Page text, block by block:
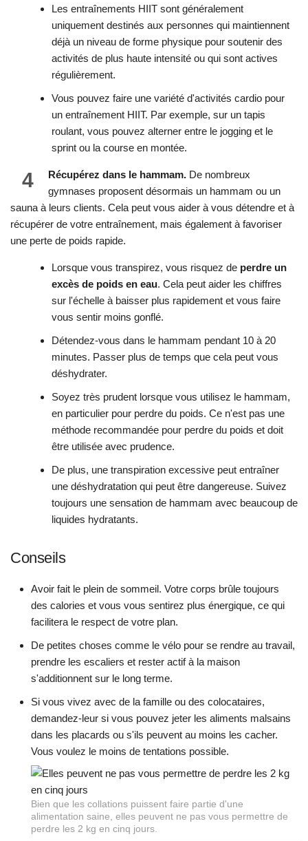
Les entraînements HIIT sont généralement
uniquement destinés aux personnes qui maintiennent
déjà un niveau de forme physique pour soutenir des
activités de plus haute intensité ou qui sont actives
régulièrement.
Vous pouvez faire une variété d'activités cardio pour
un entraînement HIIT. Par exemple, sur un tapis
roulant, vous pouvez alterner entre le jogging et le
sprint ou la course en montée.
4 Récupérez dans le hammam. De nombreux
gymnases proposent désormais un hammam ou un
sauna à leurs clients. Cela peut vous aider à vous détendre et à
récupérer de votre entraînement, mais également à favoriser
une perte de poids rapide.
Lorsque vous transpirez, vous risquez de perdre un
excès de poids en eau. Cela peut aider les chiffres
sur l'échelle à baisser plus rapidement et vous faire
vous sentir moins gonflé.
Détendez-vous dans le hammam pendant 10 à 20
minutes. Passer plus de temps que cela peut vous
déshydrater.
Soyez très prudent lorsque vous utilisez le hammam,
en particulier pour perdre du poids. Ce n'est pas une
méthode recommandée pour perdre du poids et doit
être utilisée avec prudence.
De plus, une transpiration excessive peut entraîner
une déshydratation qui peut être dangereuse. Suivez
toujours une sensation de hammam avec beaucoup de
liquides hydratants.
Conseils
Avoir fait le plein de sommeil. Votre corps brûle toujours
des calories et vous vous sentirez plus énergique, ce qui
facilitera le respect de votre plan.
De petites choses comme le vélo pour se rendre au travail,
prendre les escaliers et rester actif à la maison
s'additionnent sur le long terme.
Si vous vivez avec de la famille ou des colocataires,
demandez-leur si vous pouvez jeter les aliments malsains
dans les placards ou s'ils peuvent au moins les cacher.
Vous voulez le moins de tentations possible.
Bien que les collations puissent faire partie d'une
alimentation saine, elles peuvent ne pas vous permettre de
perdre les 2 kg en cinq jours.